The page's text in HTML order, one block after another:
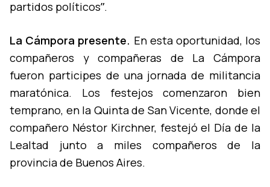
partidos polí­ticosˮ.
La Cámpora presente. En esta oportunidad, los
compañeros y compañeras de La Cámpora
fueron participes de una jornada de militancia
maratónica. Los festejos comenzaron bien
temprano, en la Quinta de San Vicente, donde el
compañero Néstor Kirchner, festejó el Dí­a de la
Lealtad junto a miles compañeros de la
provincia de Buenos Aires.